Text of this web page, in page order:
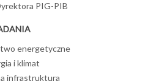
PIG-PIB
energetyczne
i klimat
infrastruktura